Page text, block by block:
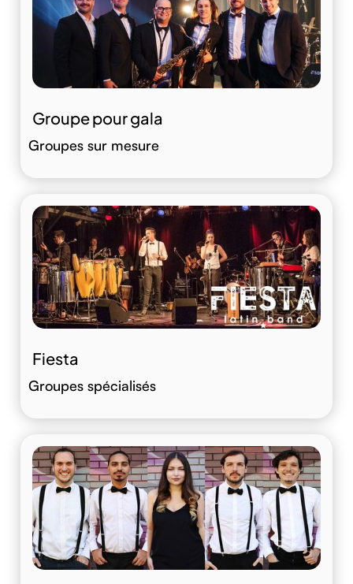
Groupe pour gala
Groupes sur mesure
Fiesta
Groupes spécialisés